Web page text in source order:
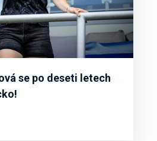
se po deseti letech